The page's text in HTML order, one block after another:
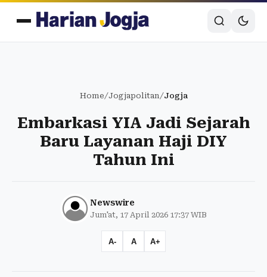
Home/Jogjapolitan/Jogja
Embarkasi YIA Jadi Sejarah
Baru Layanan Haji DIY
Tahun Ini
Newswire
Jum'at, 17 April 2026 17:37 WIB
A- A A+